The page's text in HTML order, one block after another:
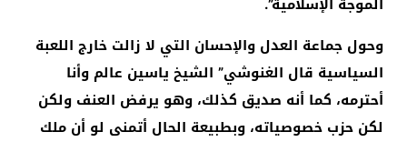
وحول جماعة العدل والإحسان التي لا زالت خارج اللعبة
السياسية قال الغنوشي” الشيخ ياسين عالم وأنا
أحترمه، كما أنه صديق كذلك، وهو يرفض العنف ولكن
لكن حزب خصوصياته، وبطبيعة الحال أتمنى لو أن ملك